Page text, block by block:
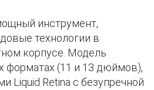
инструмент,
технологии в
корпусе. Модель
форматах (11 и 13 дюймов),
Liquid Retina с безупречной